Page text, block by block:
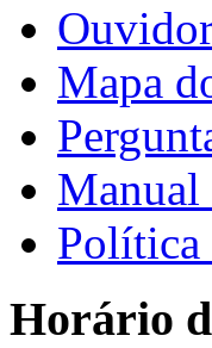
Mapa
Manual
Política
Horário